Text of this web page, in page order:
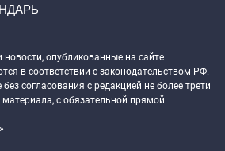
опубликованные на сайте
в соответствии с законодательством РФ.
согласования с редакцией не более трети
с обязательной прямой